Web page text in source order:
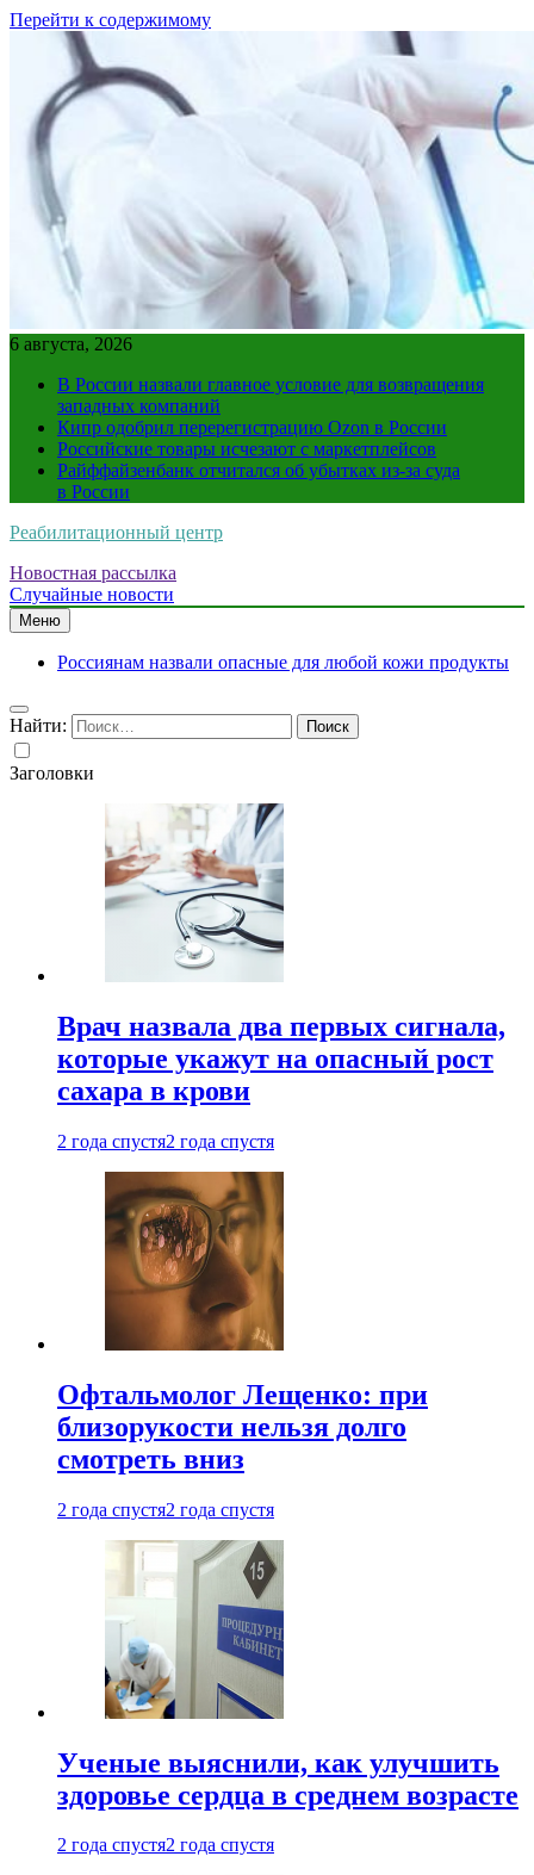
Перейти к содержимому
6 августа, 2026
В России назвали главное условие для возвращения
западных компаний
Кипр одобрил перерегистрацию Ozon в России
Российские товары исчезают с маркетплейсов
Райффайзенбанк отчитался об убытках из-за суда
в России
Реабилитационный центр
Новостная рассылка
Случайные новости
Меню
Россиянам назвали опасные для любой кожи продукты
Найти:
Заголовки
Врач назвала два первых сигнала,
которые укажут на опасный рост
сахара в крови
2 года спустя2 года спустя
Офтальмолог Лещенко: при
близорукости нельзя долго
смотреть вниз
2 года спустя2 года спустя
Ученые выяснили, как улучшить
здоровье сердца в среднем возрасте
2 года спустя2 года спустя